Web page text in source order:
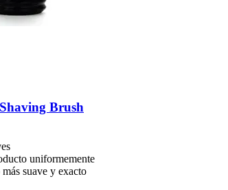
Shaving Brush
uniformemente
suave y exacto